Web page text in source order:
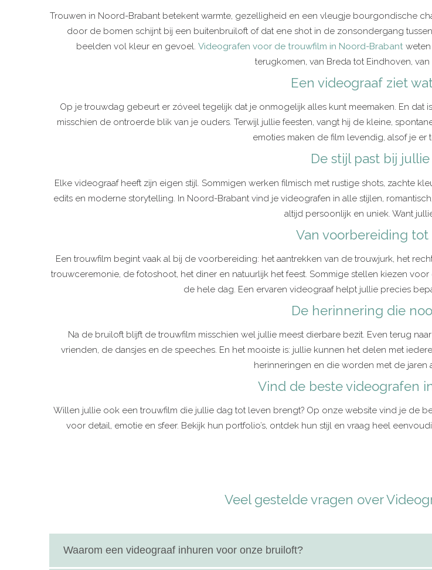
Trouwen in Noord-Brabant betekent warmte, gezelligheid en een vleugje bourgondische
door de bomen schijnt bij een buitenbruiloft of dat ene shot in de zonsondergang
beelden vol kleur en gevoel. Videografen voor de trouwfilm in Noord-Brabantweten
terugkomen, van Breda tot Eindhoven,
Een videograaf ziet
Op je trouwdag gebeurt er zóveel tegelijk dat je onmogelijk alles kunt meemaken. En dat
misschien de ontroerde blik van je ouders. Terwijl jullie feesten, vangt hij de kleine,
emoties maken de film levendig, alsof je er
De stijl past bij
Elke videograaf heeft zijn eigen stijl. Sommigen werken filmisch met rustige shots, zachte
edits en moderne storytelling. In Noord-Brabant vind je videografen in alle stijlen,
altijd persoonlijk en uniek. Want
Van voorbereiding
Een trouwfilm begint vaak al bij de voorbereiding: het aantrekken van de trouwjurk, het
trouwceremonie, de fotoshoot, het diner en natuurlijk het feest. Sommige stellen kiezen
de hele dag. Een ervaren videograaf helpt jullie precies
De herinnering die
Na de bruiloft blijft de trouwfilm misschien wel jullie meest dierbare bezit. Even terug
vrienden, de dansjes en de speeches. En het mooiste is: jullie kunnen het delen met
herinneringen en die worden met de jaren
Vind de beste videografen
Willen jullie ook een trouwfilm die jullie dag tot leven brengt? Op onze website vind je de
voor detail, emotie en sfeer. Bekijk hun portfolio’s, ontdek hun stijl en vraag heel
Veel gestelde vragen over
Waarom een videograaf inhuren voor onze bruiloft?